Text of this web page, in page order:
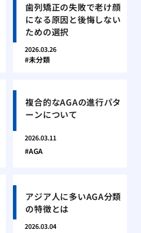
歯列矯正の失敗で老け顔
になる原因と後悔しない
ための選択
2026.03.26
未分類
複合的なAGAの進行パタ
ーンについて
2026.03.11
AGA
アジア人に多いAGA分類
の特徴とは
2026.03.04